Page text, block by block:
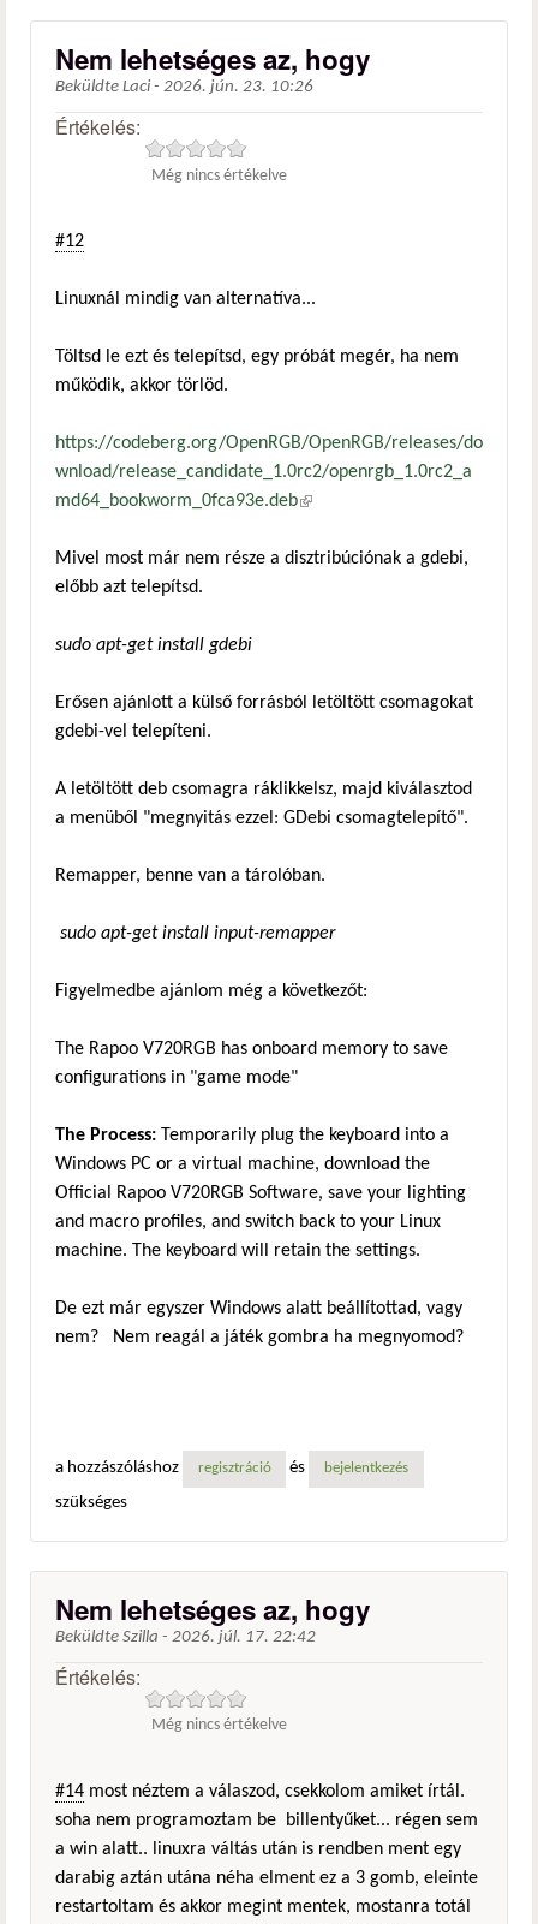
Nem lehetséges az, hogy
Beküldte Laci - 2026. jún. 23. 10:26
Értékelés:
Még nincs értékelve
#12
Linuxnál mindig van alternatíva...
Töltsd le ezt és telepítsd, egy próbát megér, ha nem
működik, akkor törlöd.
https://codeberg.org/OpenRGB/OpenRGB/releases/do
wnload/release_candidate_1.0rc2/openrgb_1.0rc2_a
md64_bookworm_0fca93e.deb(külső hivatkozás)
Mivel most már nem része a disztribúciónak a gdebi,
előbb azt telepítsd.
sudo apt-get install gdebi
Erősen ajánlott a külső forrásból letöltött csomagokat
gdebi-vel telepíteni.
A letöltött deb csomagra ráklikkelsz, majd kiválasztod
a menüből "megnyitás ezzel: GDebi csomagtelepítő".
Remapper, benne van a tárolóban.
sudo apt-get install input-remapper
Figyelmedbe ajánlom még a következőt:
The Rapoo V720RGB has onboard memory to save
configurations in "game mode"
The Process: Temporarily plug the keyboard into a
Windows PC or a virtual machine, download the
Official Rapoo V720RGB Software, save your lighting
and macro profiles, and switch back to your Linux
machine. The keyboard will retain the settings.
De ezt már egyszer Windows alatt beállítottad, vagy
nem? Nem reagál a játék gombra ha megnyomod?
a hozzászóláshoz regisztráció és bejelentkezés
szükséges
Nem lehetséges az, hogy
Beküldte Szilla - 2026. júl. 17. 22:42
Értékelés:
Még nincs értékelve
#14 most néztem a válaszod, csekkolom amiket írtál.
soha nem programoztam be billentyűket... régen sem
a win alatt.. linuxra váltás után is rendben ment egy
darabig aztán utána néha elment ez a 3 gomb, eleinte
restartoltam és akkor megint mentek, mostanra totál